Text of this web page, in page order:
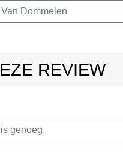
Dommelen
REVIEW